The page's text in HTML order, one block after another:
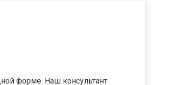
форме. Наш консультант